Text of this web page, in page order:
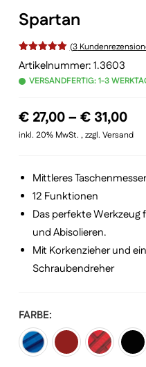
Spartan
Bewertet
mitvon 5,
auf
Kundenbewertungen
(3
Artikelnummer:1.3603
VERSANDFERTIG: 1-3
€27,00– €31,00
€
€
inkl. 20% MwSt. , zzgl. Versand
Mittleres
12 Funktionen
Das perfekte Werkzeug
und Abisolieren.
Mit Korkenzieher und
Schraubendreher
FARBE